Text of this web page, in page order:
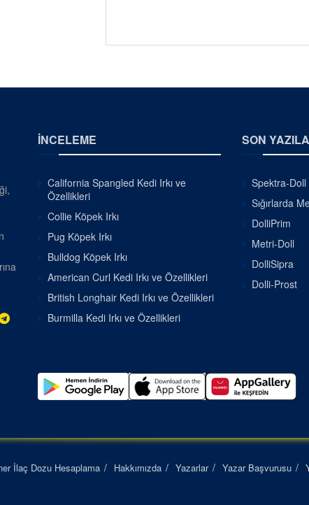
İNCELEME
California Spangled Kedi Irkı ve
Özellikleri
Collie Köpek Irkı
Pug Köpek Irkı
Bulldog Köpek Irkı
American Curl Kedi Irkı ve Özellikleri
British Longhair Kedi Irkı ve Özellikleri
Burmilla Kedi Irkı ve Özellikleri
SON
Spektra-Doll
Sığırlarda
DolliPrim
Metri-Doll
DolliSipra
Dolli-Prost
İlaç Dozu Hesaplama Hakkımızda Yazarlar Yazar Başvurusu